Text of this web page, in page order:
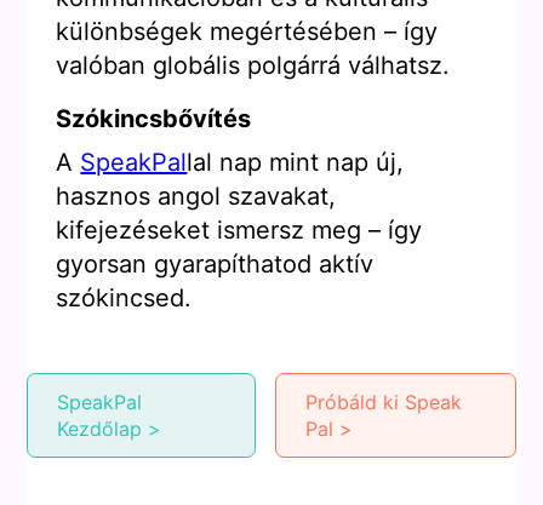
különbségek megértésében – így
valóban globális polgárrá válhatsz.
Szókincsbővítés
A SpeakPallal nap mint nap új,
hasznos angol szavakat,
kifejezéseket ismersz meg – így
gyorsan gyarapíthatod aktív
szókincsed.
SpeakPal
Kezdőlap >
Próbáld ki Speak
Pal >